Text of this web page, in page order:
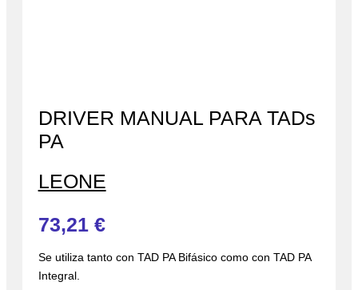
DRIVER MANUAL PARA TADs
PA
LEONE
73,21 €
Se utiliza tanto con TAD PA Bifásico como con TAD PA
Integral.